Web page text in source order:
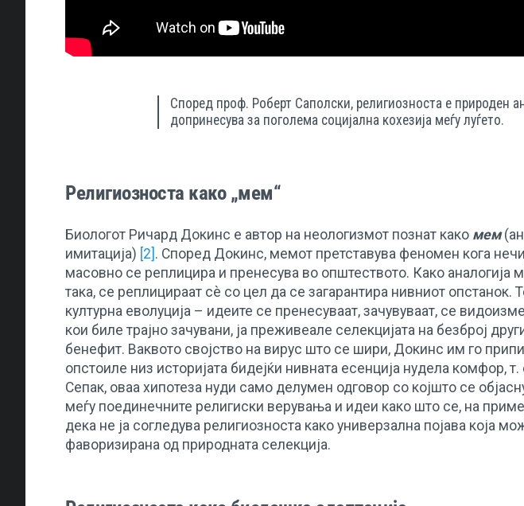
Според проф. Роберт Саполски, религиозноста е природен
допринесува за поголема социјална кохезија меѓу луѓето.
Религиозноста како „мем“
Биологот Ричард Докинс е автор на неологизмот познат како мем
имитација) [2] . Според Докинс, мемот претставува феномен кога
масовно се реплицира и пренесува во општеството. Како аналогија
така, се реплицираат сѐ со цел да се загарантира нивниот опстанок.
културна еволуција – идеите се пренесуваат, зачувуваат, се
кои биле трајно зачувани, ја преживеале селекцијата на безброј
бенефит. Ваквото својство на вирус што се шири, Докинс им го
опстоиле низ историјата бидејќи нивната есенција нудела комфор,
Сепак, оваа хипотеза нуди само делумен одговор со којшто се
меѓу поединечните религиски верувања и идеи како што се, на
дека не ја согледува религиозноста како универзална појава која
фаворизирана од природната селекција.